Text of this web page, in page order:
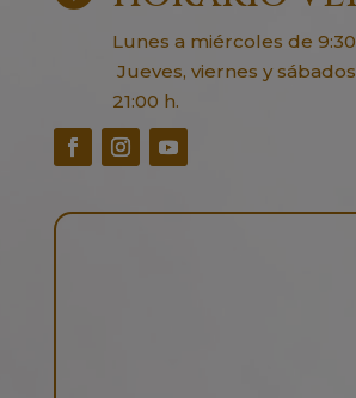
Lunes a miércoles de 9:30
Jueves, viernes y
21:00 h.